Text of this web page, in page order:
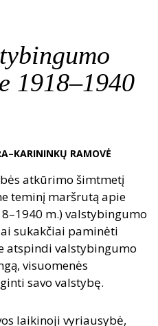
1918–1940
RAMOVĖ
atkūrimo šimtmetį
teminį maršrutą apie
m.) valstybingumo
sukakčiai paminėti
atspindi valstybingumo
visuomenės
savo valstybę.
laikinoji vyriausybė,